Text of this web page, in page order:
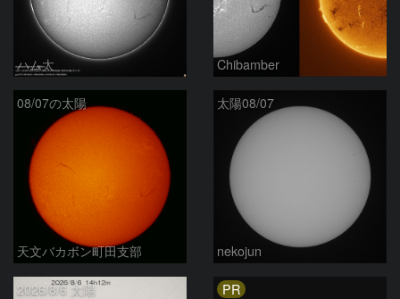
ハム太 Chibamber
08/07の太陽
天文バカボン町田支部
太陽08/07
nekojun
2026/8/6 太陽 PR